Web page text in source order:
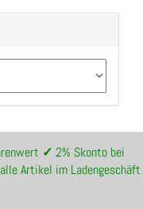
✓ 2% Skonto bei
alle Artikel im Ladengeschäft